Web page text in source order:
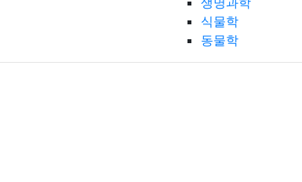
식물학
동물학